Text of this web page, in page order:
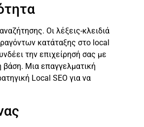
Οι λέξεις-κλειδιά
κατάταξης στο local
την επιχείρησή σας με
βάση. Μια επαγγελματική
Local SEO για να